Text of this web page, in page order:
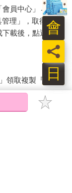
會員中心」→「我
理」，取得通行
載後，點選任一
領取複製『兌換
能以金石堂專屬
日
員
會